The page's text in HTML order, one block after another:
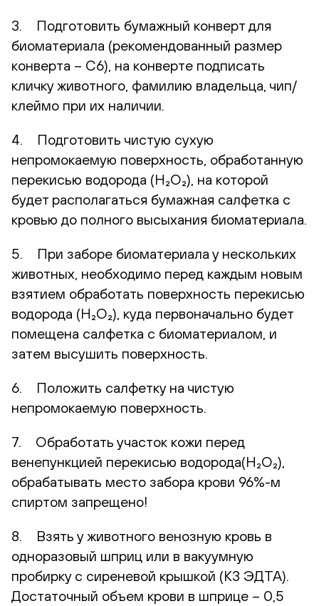
3. Подготовить бумажный конверт для
биоматериала (рекомендованный размер
конверта – С6), на конверте подписать
кличку животного, фамилию владельца, чип/
клеймо при их наличии.
4. Подготовить чистую сухую
непромокаемую поверхность, обработанную
перекисью водорода (H₂O₂), на которой
будет располагаться бумажная салфетка с
кровью до полного высыхания биоматериала.
5. При заборе биоматериала у нескольких
животных, необходимо перед каждым новым
взятием обработать поверхность перекисью
водорода (H₂O₂), куда первоначально будет
помещена салфетка с биоматериалом, и
затем высушить поверхность.
6. Положить салфетку на чистую
непромокаемую поверхность.
7. Обработать участок кожи перед
венепункцией перекисью водорода(H₂O₂),
обрабатывать место забора крови 96%-м
спиртом запрещено!
8. Взять у животного венозную кровь в
одноразовый шприц или в вакуумную
пробирку с сиреневой крышкой (К3 ЭДТА).
Достаточный объем крови в шприце – 0,5